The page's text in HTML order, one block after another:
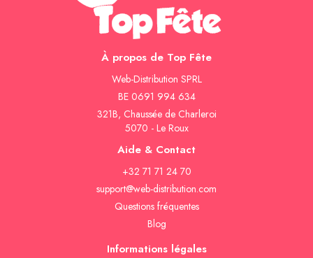
À propos de Top Fête
Web-Distribution SPRL
BE 0691 994 634
321B, Chaussée de Charleroi
5070 - Le Roux
Aide & Contact
+32 71 71 24 70
support@web-distribution.com
Questions fréquentes
Blog
Informations légales